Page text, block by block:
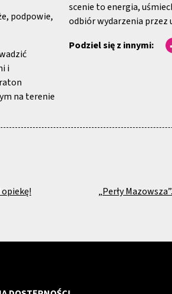
podpowie,
i
na terenie
scenie to energia,
odbiór wydarzenia przez
Podziel się z innymi:
„Perły